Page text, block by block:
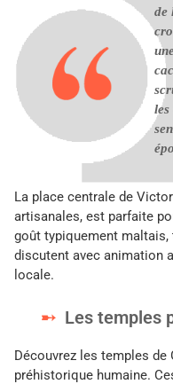
de
les
La place centrale de
artisanales, est parfaite
goût typiquement maltais,
discutent avec animation
locale.
Les temples
Découvrez les temples de
préhistorique humaine.